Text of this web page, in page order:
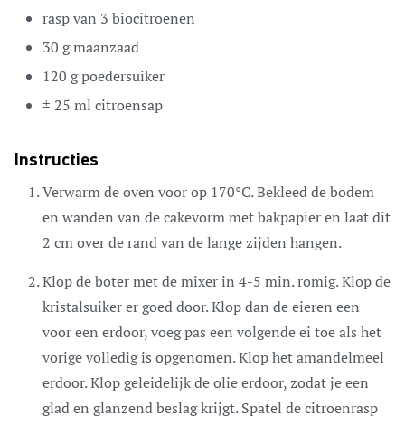
rasp van 3 biocitroenen
30 gmaanzaad
120 gpoedersuiker
± 25 ml citroensap
Instructies
Verwarm de oven voor op 170°C. Bekleed de bodem
en wanden van de cakevorm met bakpapier en laat dit
2 cm over de rand van de lange zijden hangen.
Klop de boter met de mixer in 4-5 min. romig. Klop de
kristalsuiker er goed door. Klop dan de eieren een
voor een erdoor, voeg pas een volgende ei toe als het
vorige volledig is opgenomen. Klop het amandelmeel
erdoor. Klop geleidelijk de olie erdoor, zodat je een
glad en glanzend beslag krijgt. Spatel de citroenrasp